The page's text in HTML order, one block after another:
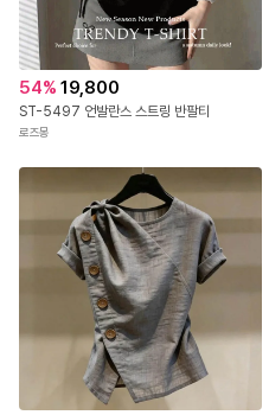
54% 19,800
ST-5497 언발란스 스트링 반팔티
로즈몽